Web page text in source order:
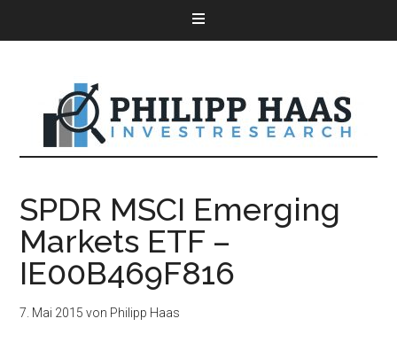
SPDR MSCI Emerging
Markets ETF –
IE00B469F816
7. Mai 2015 von Philipp Haas